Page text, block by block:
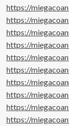
https://
https://
https://
https://
https://
https://
https://
https://
https://
https://